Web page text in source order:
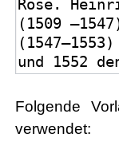
Folgende
verwendet: